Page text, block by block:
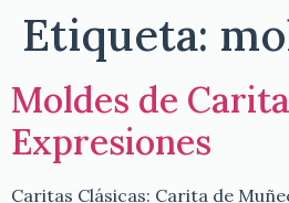
Etiqueta:
Moldes de
Expresiones
Caritas Clásicas: Carita de